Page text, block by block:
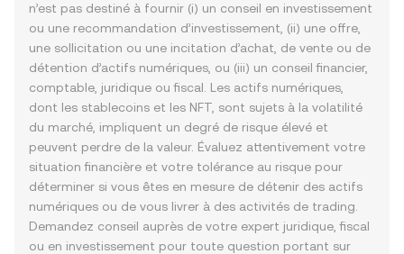
n’est pas destiné à fournir (i) un conseil en investissement
ou une recommandation d’investissement, (ii) une offre,
une sollicitation ou une incitation d’achat, de vente ou de
détention d’actifs numériques, ou (iii) un conseil financier,
comptable, juridique ou fiscal. Les actifs numériques,
dont les stablecoins et les NFT, sont sujets à la volatilité
du marché, impliquent un degré de risque élevé et
peuvent perdre de la valeur. Évaluez attentivement votre
situation financière et votre tolérance au risque pour
déterminer si vous êtes en mesure de détenir des actifs
numériques ou de vous livrer à des activités de trading.
Demandez conseil auprès de votre expert juridique, fiscal
ou en investissement pour toute question portant sur